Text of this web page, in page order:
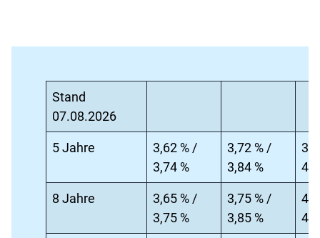
Stand
07.08.2026
5 Jahre
3,62 % /
3,74 %
3,72 % /
3,84 %
8 Jahre
3,65 % /
3,75 %
3,75 % /
3,85 %